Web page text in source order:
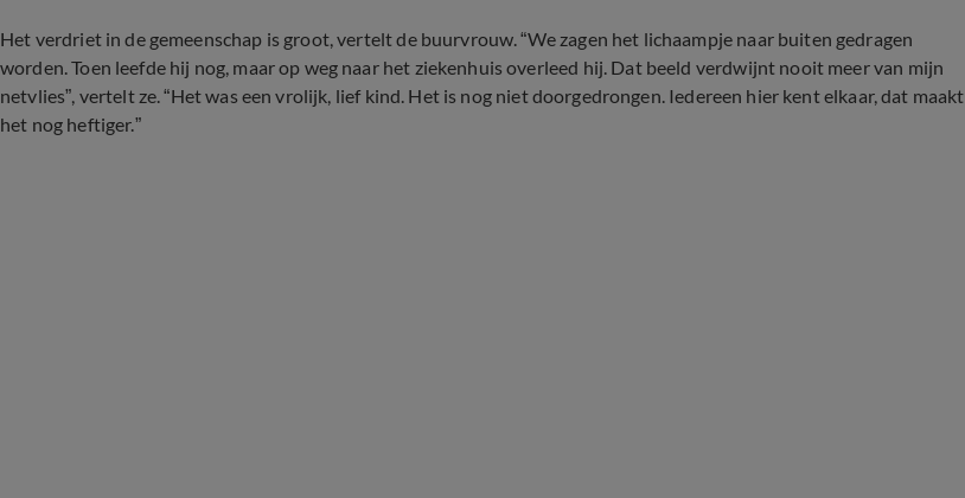
Het verdriet in de gemeenschap is groot, vertelt de buurvrouw. “We zagen het lichaampje naar buiten gedragen
worden. Toen leefde hij nog, maar op weg naar het ziekenhuis overleed hij. Dat beeld verdwijnt nooit meer van mijn
netvlies”, vertelt ze. “Het was een vrolijk, lief kind. Het is nog niet doorgedrongen. Iedereen hier kent elkaar, dat maakt
het nog heftiger.”